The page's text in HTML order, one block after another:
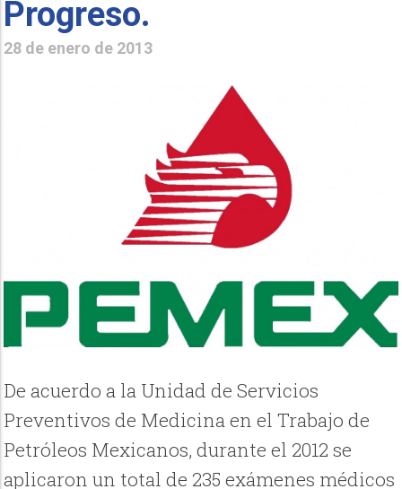
Progreso.
28 de enero de 2013
De acuerdo a la Unidad de Servicios
Preventivos de Medicina en el Trabajo de
Petróleos Mexicanos, durante el 2012 se
aplicaron un total de 235 exámenes médicos